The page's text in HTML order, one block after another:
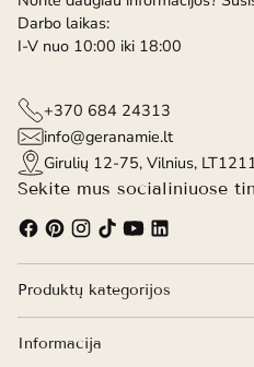
Darbo laikas:
I-V nuo 10:00 iki 18:00
+370 684 24313
info@geranamie.lt
Girulių 12-75, Vilnius,
Sekite mus socialiniuose
Produktų kategorijos
Informacija